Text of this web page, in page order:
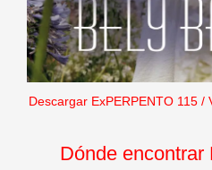
Descargar ExPERPENTO 115/
Dónde